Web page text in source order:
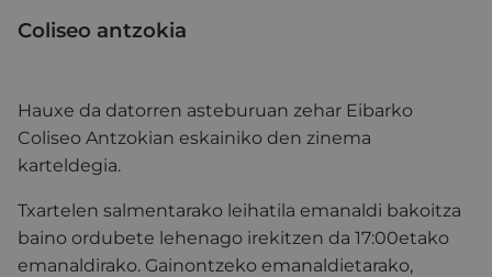
Coliseo antzokia
Hauxe da datorren asteburuan zehar Eibarko
Coliseo Antzokian eskainiko den zinema
karteldegia.
Txartelen salmentarako leihatila emanaldi bakoitza
baino ordubete lehenago irekitzen da 17:00etako
emanaldirako. Gainontzeko emanaldietarako,